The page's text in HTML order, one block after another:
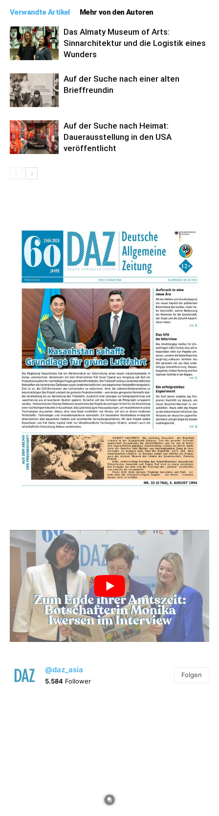
Verwandte Artikel Mehr von den Autoren
Das Almaty Museum of Arts:
Sinnarchitektur und die Logistik eines
Wunders
Auf der Suche nach einer alten
Brieffreundin
Auf der Suche nach Heimat:
Dauerausstellung in den USA
veröffentlicht
@daz_asia
5.584 Follower
Folgen